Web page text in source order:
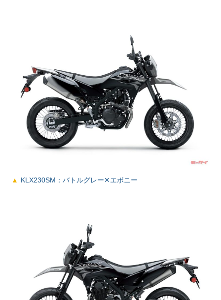
KLX230SM：バトルグレー✕エボニー